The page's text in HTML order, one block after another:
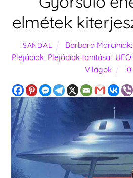
elmétek
SANDAL Barbara
Plejádiak Plejádiak tanításai UFO
Világok
0